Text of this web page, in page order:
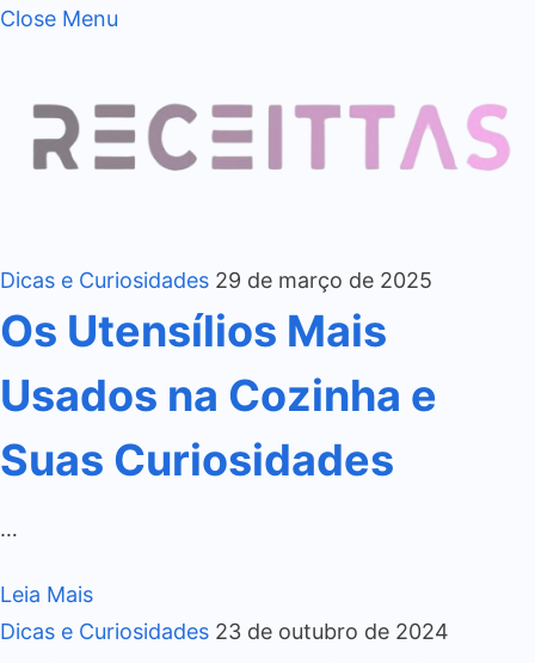
Close Menu
Dicas e Curiosidades 29 de março de 2025
Os Utensílios Mais
Usados na Cozinha e
Suas Curiosidades
…
Leia Mais
Dicas e Curiosidades 23 de outubro de 2024